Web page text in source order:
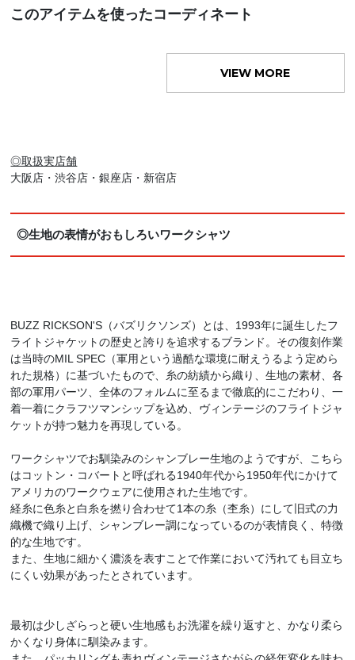
このアイテムを使ったコーディネート
VIEW MORE
◎取扱実店舗
大阪店・渋谷店・銀座店・新宿店
◎生地の表情がおもしろいワークシャツ
BUZZ RICKSON'S（バズリクソンズ）とは、1993年に誕生したフ
ライトジャケットの歴史と誇りを追求するブランド。その復刻作業
は当時のMIL SPEC（軍用という過酷な環境に耐えうるよう定めら
れた規格）に基づいたもので、糸の紡績から織り、生地の素材、各
部の軍用パーツ、全体のフォルムに至るまで徹底的にこだわり、一
着一着にクラフツマンシップを込め、ヴィンテージのフライトジャ
ケットが持つ魅力を再現している。
ワークシャツでお馴染みのシャンブレー生地のようですが、こちら
はコットン・コバートと呼ばれる1940年代から1950年代にかけて
アメリカのワークウェアに使用された生地です。
経糸に色糸と白糸を撚り合わせて1本の糸（杢糸）にして旧式の力
織機で織り上げ、シャンブレー調になっているのが表情良く、特徴
的な生地です。
また、生地に細かく濃淡を表すことで作業において汚れても目立ち
にくい効果があったとされています。
最初は少しざらっと硬い生地感もお洗濯を繰り返すと、かなり柔ら
かくなり身体に馴染みます。